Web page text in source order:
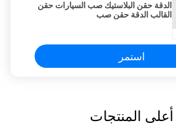
الدقة حقن البلاستيك صب السيارات حقن
القالب الدقة حقن صب
استمر
أعلى المنتجات